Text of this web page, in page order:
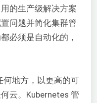
的生产级解决方案
问题并简化集群管
必须是自动化的，
何地方，以更高的可
云。Kubernetes 管